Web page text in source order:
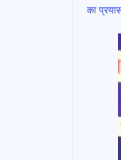
का